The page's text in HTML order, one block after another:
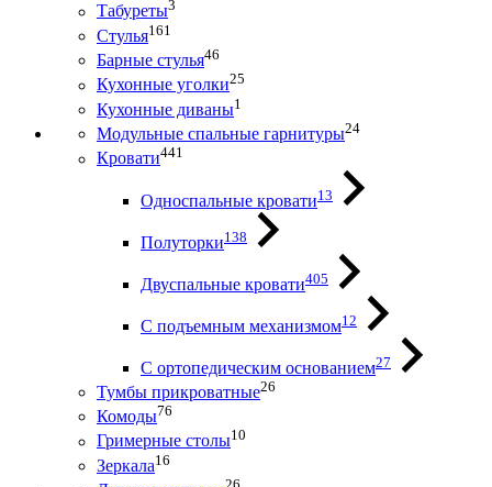
Табуреты3
Стулья161
Барные стулья46
Кухонные уголки25
Кухонные диваны1
Модульные спальные гарнитуры24
Кровати441
Односпальные кровати13
Полуторки138
Двуспальные кровати405
С подъемным механизмом12
С ортопедическим основанием27
Тумбы прикроватные26
Комоды76
Гримерные столы10
Зеркала16